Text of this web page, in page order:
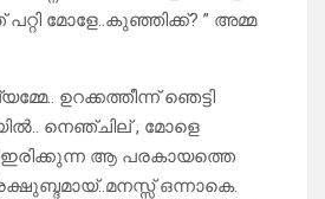
മോളേ..കുഞ്ഞിക്ക്? ” അമ്മ
ഉറക്കത്തീന്ന് ഞെട്ടി
നെഞ്ചില് , മോളെ
ഇരിക്കുന്ന ആ പരകായത്തെ
ഒന്നാകെ.